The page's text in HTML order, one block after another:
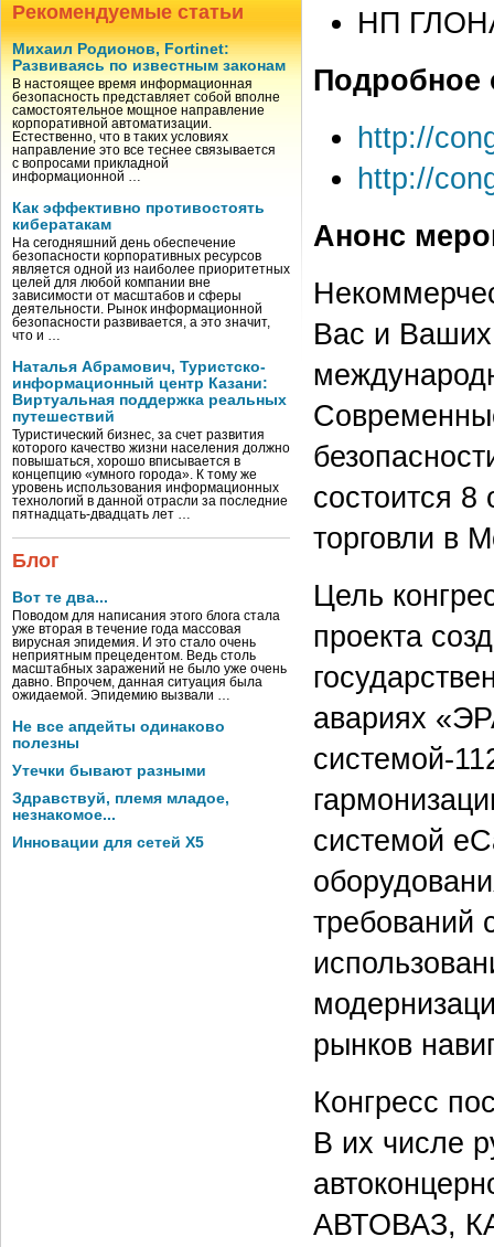
Рекомендуемые статьи
Михаил Родионов, Fortinet:
Развиваясь по известным законам
В настоящее время информационная
безопасность представляет собой вполне
самостоятельное мощное направление
корпоративной автоматизации.
Естественно, что в таких условиях
направление это все теснее связывается
с вопросами прикладной
информационной …
Как эффективно противостоять
кибератакам
На сегодняшний день обеспечение
безопасности корпоративных ресурсов
является одной из наиболее приоритетных
целей для любой компании вне
зависимости от масштабов и сферы
деятельности. Рынок информационной
безопасности развивается, а это значит,
что и …
Наталья Абрамович, Туристско-
информационный центр Казани:
Виртуальная поддержка реальных
путешествий
Туристический бизнес, за счет развития
которого качество жизни населения должно
повышаться, хорошо вписывается в
концепцию «умного города». К тому же
уровень использования информационных
технологий в данной отрасли за последние
пятнадцать-двадцать лет …
Блог
Вот те два...
Поводом для написания этого блога стала
уже вторая в течение года массовая
вирусная эпидемия. И это стало очень
неприятным прецедентом. Ведь столь
масштабных заражений не было уже очень
давно. Впрочем, данная ситуация была
ожидаемой. Эпидемию вызвали …
Не все апдейты одинаково
полезны
Утечки бывают разными
Здравствуй, племя младое,
незнакомое...
Инновации для сетей X5
НП
Подробное
http://
http://
Анонс
Вас и Ваших
состоится
торговли в
Цель
проекта
авариях
системой-
системой
рынков
Конгресс
В их числе
АВТОВАЗ,